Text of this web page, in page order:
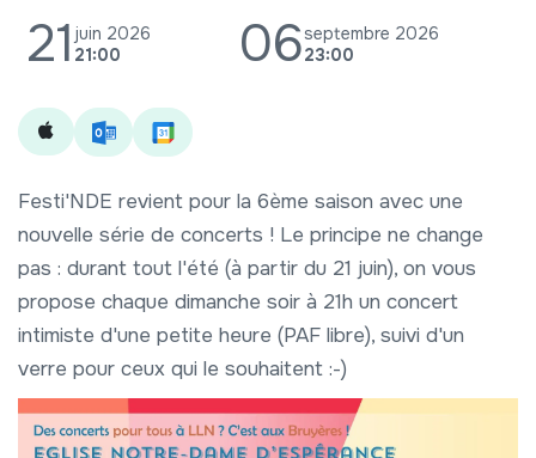
21juin 2026
21:00
06septembre 2026
23:00
Festi'NDE revient pour la 6ème saison avec une
nouvelle série de concerts ! Le principe ne change
pas : durant tout l'été (à partir du 21 juin), on vous
propose chaque dimanche soir à 21h un concert
intimiste d'une petite heure (PAF libre), suivi d'un
verre pour ceux qui le souhaitent :-)